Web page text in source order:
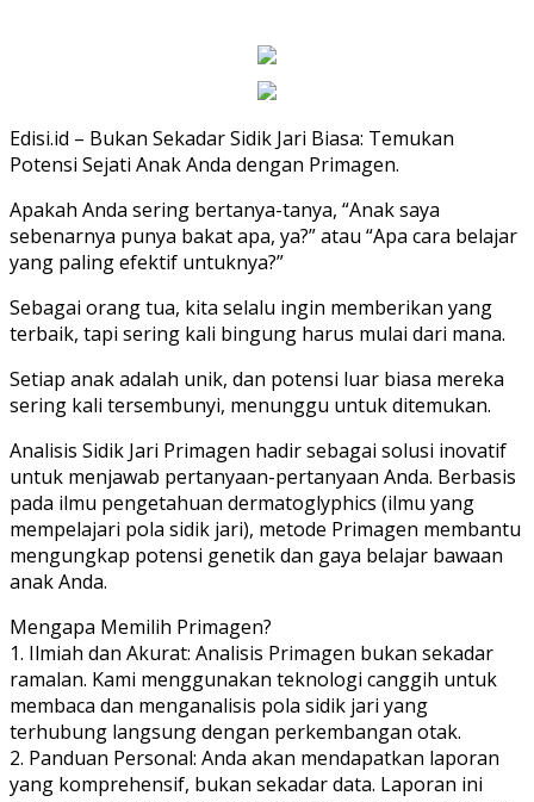
Edisi.id – Bukan Sekadar Sidik Jari Biasa: Temukan
Potensi Sejati Anak Anda dengan Primagen.
Apakah Anda sering bertanya-tanya, “Anak saya
sebenarnya punya bakat apa, ya?” atau “Apa cara belajar
yang paling efektif untuknya?”
Sebagai orang tua, kita selalu ingin memberikan yang
terbaik, tapi sering kali bingung harus mulai dari mana.
Setiap anak adalah unik, dan potensi luar biasa mereka
sering kali tersembunyi, menunggu untuk ditemukan.
Analisis Sidik Jari Primagen hadir sebagai solusi inovatif
untuk menjawab pertanyaan-pertanyaan Anda. Berbasis
pada ilmu pengetahuan dermatoglyphics (ilmu yang
mempelajari pola sidik jari), metode Primagen membantu
mengungkap potensi genetik dan gaya belajar bawaan
anak Anda.
Mengapa Memilih Primagen?
1. Ilmiah dan Akurat: Analisis Primagen bukan sekadar
ramalan. Kami menggunakan teknologi canggih untuk
membaca dan menganalisis pola sidik jari yang
terhubung langsung dengan perkembangan otak.
2. ⁠Panduan Personal: Anda akan mendapatkan laporan
yang komprehensif, bukan sekadar data. Laporan ini